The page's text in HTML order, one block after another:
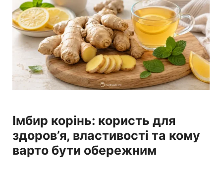
Імбир корінь: користь для
здоров’я, властивості та кому
варто бути обережним